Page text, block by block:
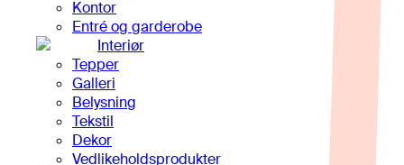
Kontor
Entré og garderobe
Interiør
Tepper
Galleri
Belysning
Tekstil
Dekor
Vedlikeholdsprodukter